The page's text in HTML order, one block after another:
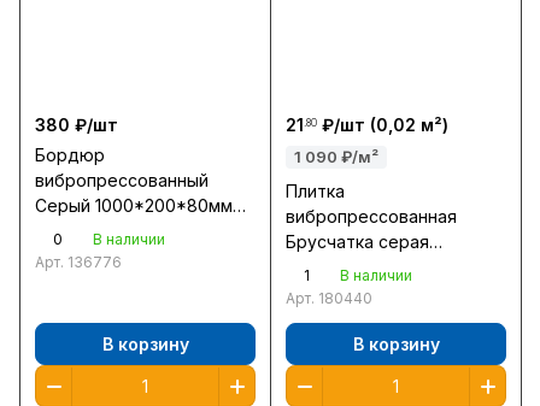
380 ₽/шт
Бордюр
вибропрессованный
Серый 1000*200*80мм
Тула
0
В наличии
Арт. 136776
В корзину
21.80 ₽/шт (0,02 м²)
1 090 ₽/м²
Плитка
вибропрессованная
Брусчатка серая
200*100*40мм /0,02м2
шт/ Орел
1
В наличии
Арт. 180440
В корзину